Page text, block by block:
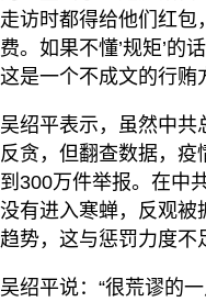
走访时都得给他们红包
费。如果不懂’规矩’的
这是一个不成文的行贿
吴绍平表示，虽然中共
反贪，但翻查数据，
到300万件举报。在中
没有进入寒蝉，反观被
趋势，这与惩罚力度不
吴绍平说：“很荒谬的